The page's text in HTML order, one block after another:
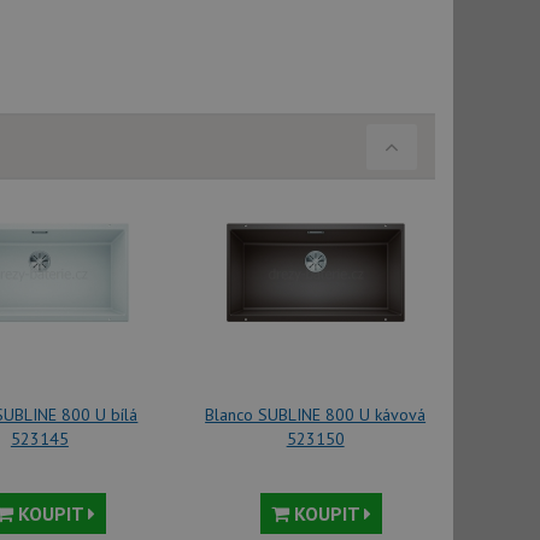
800 U bílá
523145
KOUPIT
Blanco SUBLINE 800 U kávová
523150
KOUPIT
zda prohlížeč
sledování
sledování